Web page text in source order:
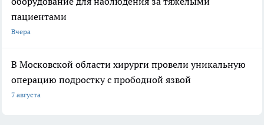
пациентами
Вчера
В Московской области хирурги провели уникальную
операцию подростку с прободной язвой
7 августа